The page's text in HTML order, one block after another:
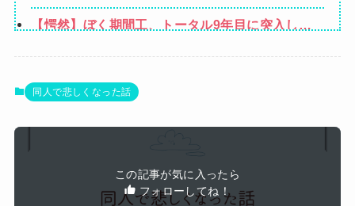
こで親も目が覚めて私に全てを相続させるが
タを消した８歳の息子。理由は嫁が叱った腹いせ
→滅多に怒らない嫁が子供に対して、震えるほど
【愕然】ぼく期間工、トータル9年目に突入した
【悲報】落語家、亡くなったタレントからいじめ
【速報】ジャンポケ斎藤、求刑7年で逝く。実刑
成人向けゲーム『ヤリステ メスブター』開発者絶
望、銀行がsteamからの入金を拒否→金が入って
理由が明確すぎる
Powered by livedoor 相互RSS
同人で悲しくなった話
この記事が気に入ったら
フォローしてね！